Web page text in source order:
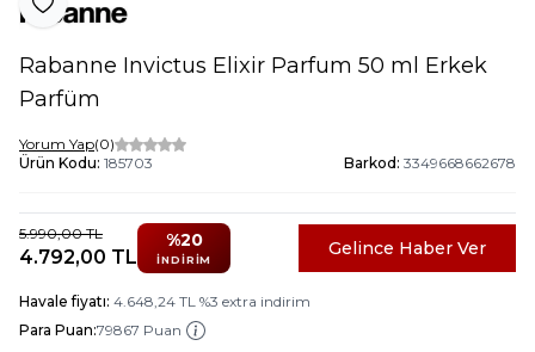
Favoriye Ekle
Rabanne Invictus Elixir Parfum 50 ml Erkek
Parfüm
Yorum Yap(0)
Ürün Kodu: 185703 Barkod: 3349668662678
5.990,00TL
4.792,00 TL
%20
İNDIRIM
Gelince Haber Ver
Havale fiyatı: 4.648,24 TL %3 extra indirim
Para Puan:79867 Puan